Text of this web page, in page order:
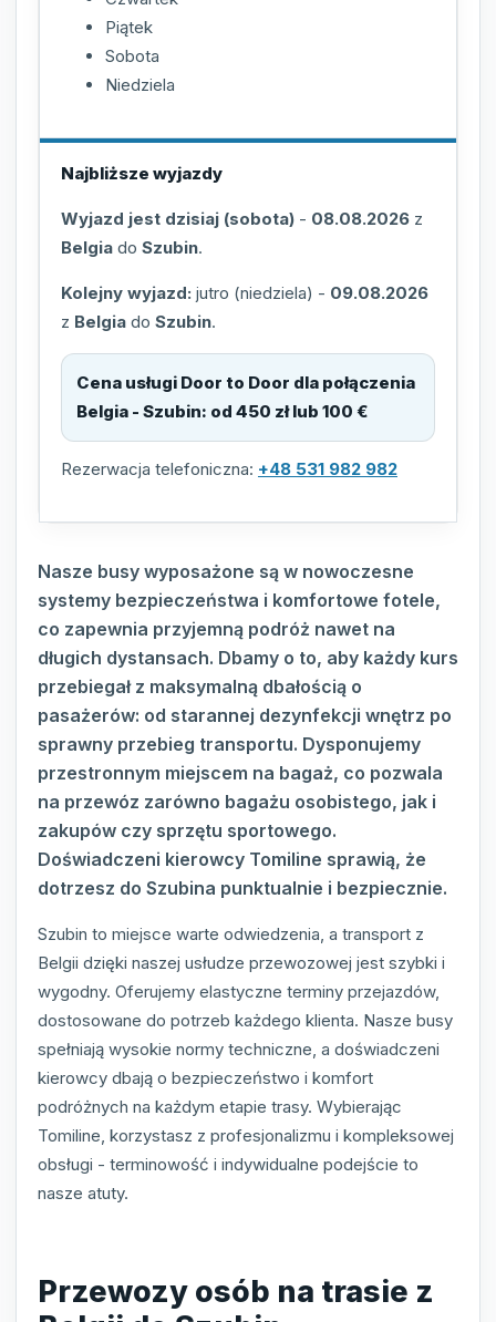
Piątek
Sobota
Niedziela
Najbliższe wyjazdy
Wyjazd jest dzisiaj (sobota) - 08.08.2026 z
Belgia do Szubin.
Kolejny wyjazd: jutro (niedziela) - 09.08.2026
z Belgia do Szubin.
Cena usługi Door to Door dla połączenia
Belgia - Szubin: od 450 zł lub 100 €
Rezerwacja telefoniczna: +48 531 982 982
Nasze busy wyposażone są w nowoczesne
systemy bezpieczeństwa i komfortowe fotele,
co zapewnia przyjemną podróż nawet na
długich dystansach. Dbamy o to, aby każdy kurs
przebiegał z maksymalną dbałością o
pasażerów: od starannej dezynfekcji wnętrz po
sprawny przebieg transportu. Dysponujemy
przestronnym miejscem na bagaż, co pozwala
na przewóz zarówno bagażu osobistego, jak i
zakupów czy sprzętu sportowego.
Doświadczeni kierowcy Tomiline sprawią, że
dotrzesz do Szubina punktualnie i bezpiecznie.
Szubin to miejsce warte odwiedzenia, a transport z
Belgii dzięki naszej usłudze przewozowej jest szybki i
wygodny. Oferujemy elastyczne terminy przejazdów,
dostosowane do potrzeb każdego klienta. Nasze busy
spełniają wysokie normy techniczne, a doświadczeni
kierowcy dbają o bezpieczeństwo i komfort
podróżnych na każdym etapie trasy. Wybierając
Tomiline, korzystasz z profesjonalizmu i kompleksowej
obsługi - terminowość i indywidualne podejście to
nasze atuty.
Przewozy osób na trasie z